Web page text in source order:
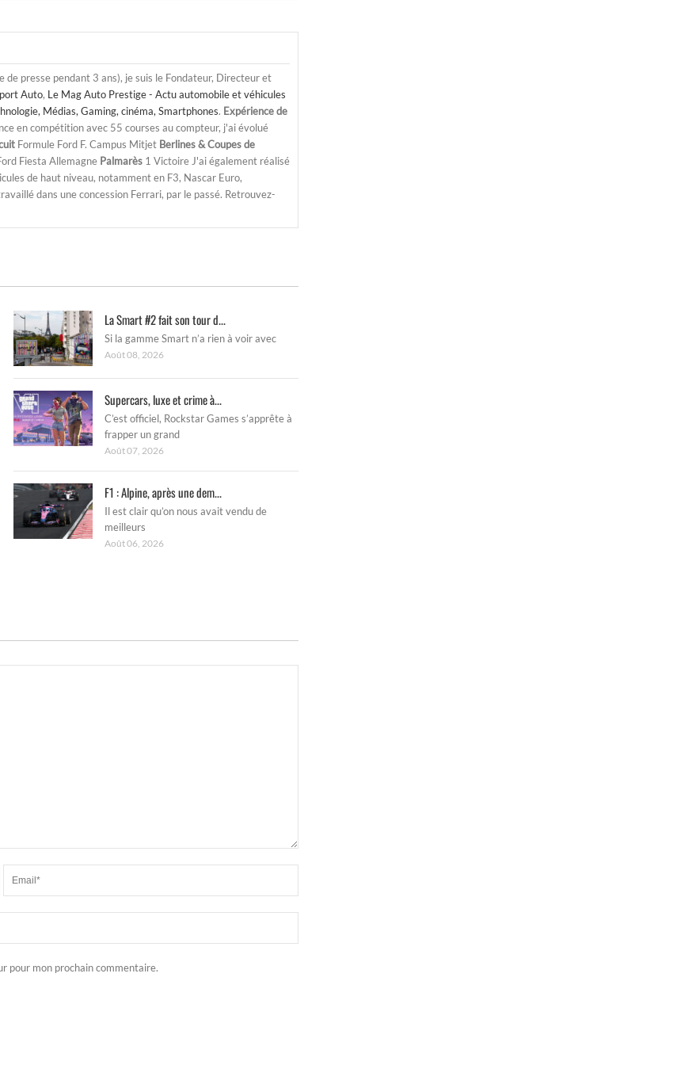
presse pendant 3 ans), je suis le Fondateur, Directeur et
Auto, Le Mag Auto Prestige - Actu automobile et véhicules
Médias, Gaming, cinéma, Smartphones. Expérience de
en compétition avec 55 courses au compteur, j'ai évolué
Formule Ford F. Campus Mitjet Berlines & Coupes de
Fiesta Allemagne Palmarès 1 Victoire J'ai également réalisé
de haut niveau, notamment en F3, Nascar Euro,
dans une concession Ferrari, par le passé. Retrouvez-
La Smart #2 fait son tour d...
Si la gamme Smart n’a rien à voir avec
Août 08, 2026
Supercars, luxe et crime à...
C’est officiel, Rockstar Games s’apprête à
frapper un grand
Août 07, 2026
F1 : Alpine, après une dem...
Il est clair qu’on nous avait vendu de
meilleurs
Août 06, 2026
pour mon prochain commentaire.